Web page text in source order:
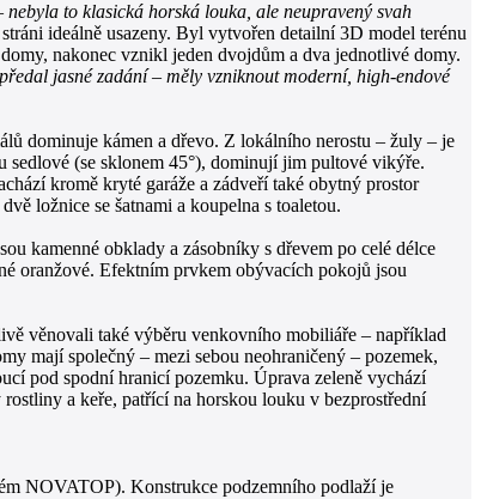
to klasická horská louka, ale neupravený svah
ideálně usazeny. Byl vytvořen detailní 3D model terénu
nakonec vznikl jeden dvojdům a dva jednotlivé domy.
jasné zadání – měly vzniknout moderní, high-endové
dominuje kámen a dřevo. Z lokálního nerostu – žuly – je
sedlové (se sklonem 45°), dominují jim pultové vikýře.
kromě kryté garáže a zádveří také obytný prostor
ložnice se šatnami a koupelna s toaletou.
kamenné obklady a zásobníky s dřevem po celé délce
oranžové. Efektním prvkem obývacích pokojů jsou
věnovali také výběru venkovního mobiliáře – například
mají společný – mezi sebou neohraničený – pozemek,
pod spodní hranicí pozemku. Úprava zeleně vychází
a keře, patřící na horskou louku v bezprostřední
NOVATOP). Konstrukce podzemního podlaží je